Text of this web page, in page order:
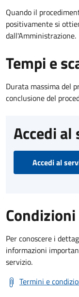
Quando il
positivamente si
dall'Amministrazione.
Tempi e
Durata massima del
conclusione del
Accedi al
Accedi al
Per conoscere i
informazioni
servizio.
Termini e